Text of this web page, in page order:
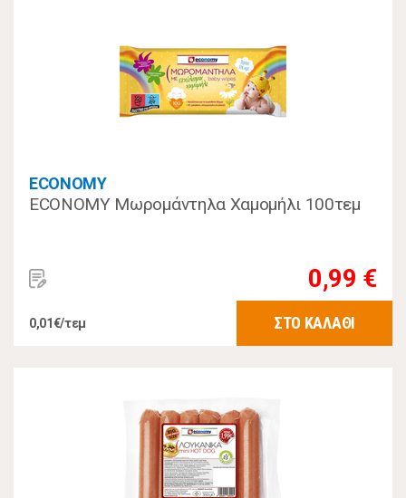
ECONOMY
ECONOMY Μωρομάντηλα Χαμομήλι 100τεμ
0,99 €
0,01€/τεμ ΣΤΟ ΚΑΛΑΘΙ